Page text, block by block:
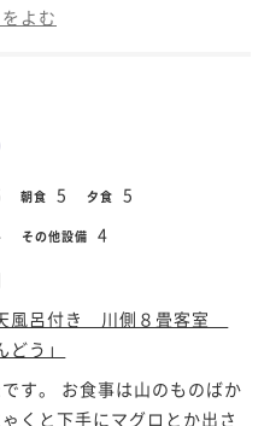
よむ
朝食 5 夕食 5
その他設備 4
風呂付き 川側８畳客室
どう」
す。 お食事は山のものばか
くと下手にマグロとか出さ